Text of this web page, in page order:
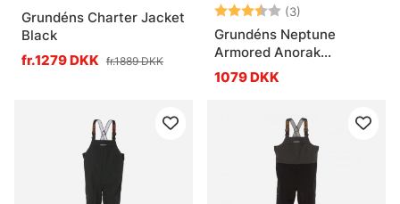
Grundéns Charter Jacket
Black
fr.1279 DKK fr.1889 DKK
Vurdering: (3)
Grundéns Neptune
Armored Anorak
Orange/Olive
1079 DKK